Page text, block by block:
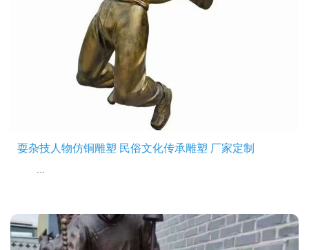
耍杂技人物仿铜雕塑 民俗文化传承雕塑 厂家定制
...